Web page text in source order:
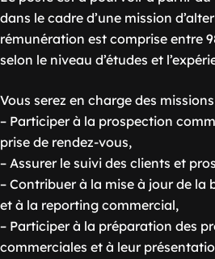
dans le cadre d’une mission
rémunération est comprise entre
selon le niveau d’études et
Vous serez en charge des
– Participer à la prospection
prise de rendez-vous,
– Assurer le suivi des clients et
– Contribuer à la mise à jour de la
et à la reporting commercial,
– Participer à la préparation des
commerciales et à leur